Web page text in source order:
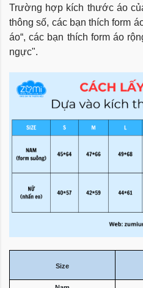
Trường hợp kích thước áo
thông số, các bạn thích form
áo“, các bạn thích form áo
ngực".
Size